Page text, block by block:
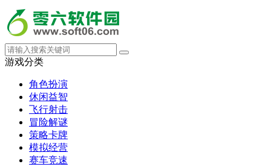
游戏分类
角色扮演
休闲益智
飞行射击
冒险解谜
策略卡牌
模拟经营
赛车竞速